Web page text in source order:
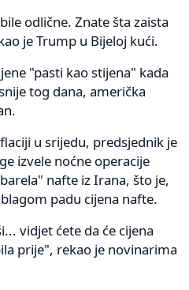
odlične. Znate šta zaista
je Trump u Bijeloj kući.
"pasti kao stijena" kada
tog dana, američka
u srijedu, predsjednik je
izvele noćne operacije
nafte iz Irana, što je,
padu cijena nafte.
vidjet ćete da će cijena
prije", rekao je novinarima